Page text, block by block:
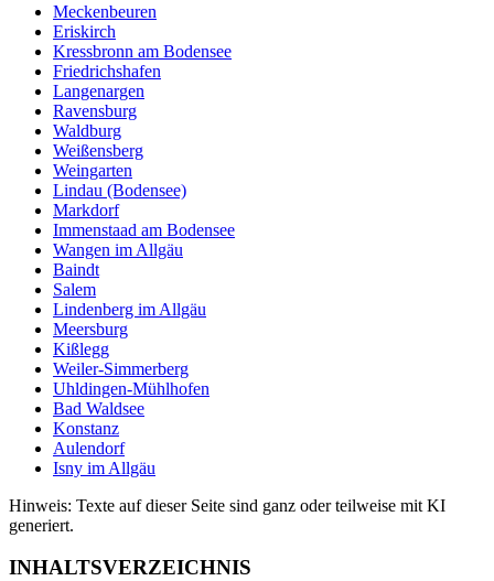
Meckenbeuren
Eriskirch
Kressbronn am Bodensee
Friedrichshafen
Langenargen
Ravensburg
Waldburg
Weißensberg
Weingarten
Lindau (Bodensee)
Markdorf
Immenstaad am Bodensee
Wangen im Allgäu
Baindt
Salem
Lindenberg im Allgäu
Meersburg
Kißlegg
Weiler-Simmerberg
Uhldingen-Mühlhofen
Bad Waldsee
Konstanz
Aulendorf
Isny im Allgäu
Hinweis: Texte auf dieser Seite sind ganz oder teilweise mit KI
generiert.
INHALTSVERZEICHNIS